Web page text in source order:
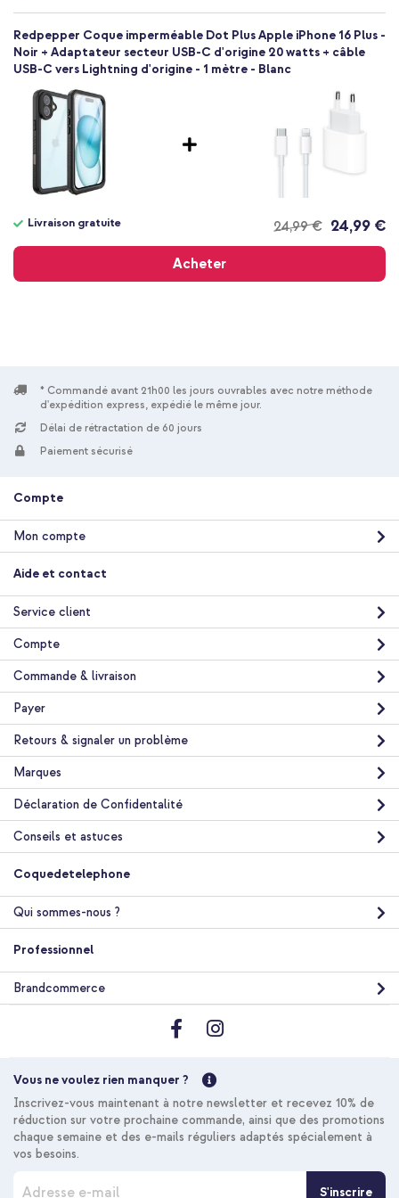
Redpepper Coque imperméable Dot Plus Apple iPhone 16 Plus -
Noir + Adaptateur secteur USB-C d'origine 20 watts + câble
USB-C vers Lightning d'origine - 1 mètre - Blanc
24,99 €
Livraison gratuite 24,99 €
Acheter
gratuite
* Commandé avant 21h00 les jours ouvrables avec notre méthode
d'expédition express, expédié le même jour.
Délai de rétractation de 60 jours
Paiement sécurisé
Compte
Mon compte
Aide et contact
Service client
Compte
Commande & livraison
Payer
Retours & signaler un problème
Marques
Déclaration de Confidentalité
Conseils et astuces
Coquedetelephone
Qui sommes-nous ?
Professionnel
Brandcommerce
Vous ne voulez rien manquer ?
Inscrivez-vous maintenant à notre newsletter et recevez 10% de
réduction sur votre prochaine commande, ainsi que des promotions
chaque semaine et des e-mails réguliers adaptés spécialement à
vos besoins.
S'inscrire